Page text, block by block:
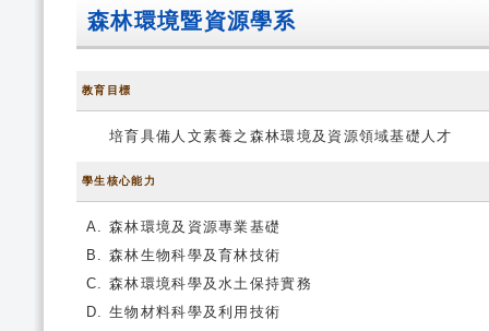
森林環境暨資源學系
教育目標
培育具備人文素養之森林環境及資源領域基礎人才
學生核心能力
森林環境及資源專業基礎
森林生物科學及育林技術
森林環境科學及水土保持實務
生物材料科學及利用技術